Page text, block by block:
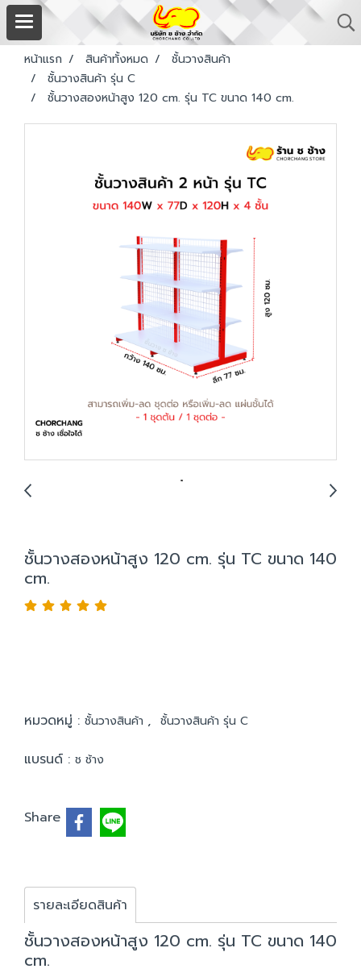
หน้าแรก สินค้าทั้งหมด
ชั้นวางสินค้า
ชั้นวางสินค้า รุ่น C
ชั้นวางสองหน้าสูง 120 cm. รุ่น TC ขนาด 140 cm.
ชั้นวางสองหน้าสูง 120 cm. รุ่น TC ขนาด 140
cm.
หมวดหมู่ : ชั้นวางสินค้า , ชั้นวางสินค้า รุ่น C
แบรนด์ : ช ช้าง
Share
รายละเอียดสินค้า
ชั้นวางสองหน้าสูง 120 cm. รุ่น TC ขนาด 140
cm.